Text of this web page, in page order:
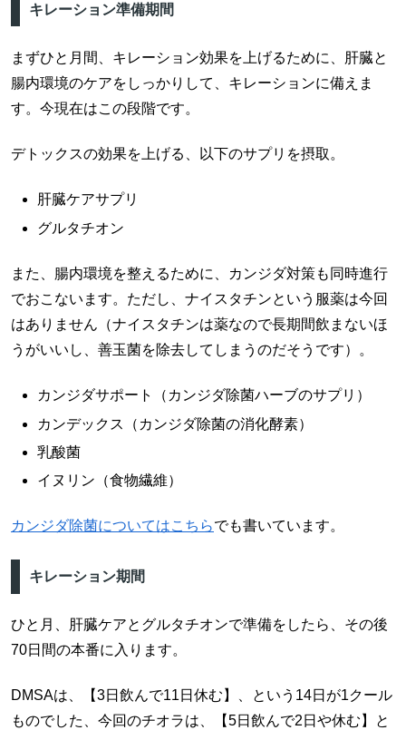
キレーション準備期間
まずひと月間、キレーション効果を上げるために、肝臓と
腸内環境のケアをしっかりして、キレーションに備えま
す。今現在はこの段階です。
デトックスの効果を上げる、以下のサプリを摂取。
肝臓ケアサプリ
グルタチオン
また、腸内環境を整えるために、カンジダ対策も同時進行
でおこないます。ただし、ナイスタチンという服薬は今回
はありません（ナイスタチンは薬なので長期間飲まないほ
うがいいし、善玉菌を除去してしまうのだそうです）。
カンジダサポート（カンジダ除菌ハーブのサプリ）
カンデックス（カンジダ除菌の消化酵素）
乳酸菌
イヌリン（食物繊維）
カンジダ除菌についてはこちらでも書いています。
キレーション期間
ひと月、肝臓ケアとグルタチオンで準備をしたら、その後
70日間の本番に入ります。
DMSAは、【3日飲んで11日休む】、という14日が1クール
ものでした、今回のチオラは、【5日飲んで2日や休む】と